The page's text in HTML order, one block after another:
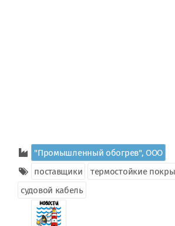
"Промышленный обогрев", ООО
поставщики
термостойкие
судовой кабель